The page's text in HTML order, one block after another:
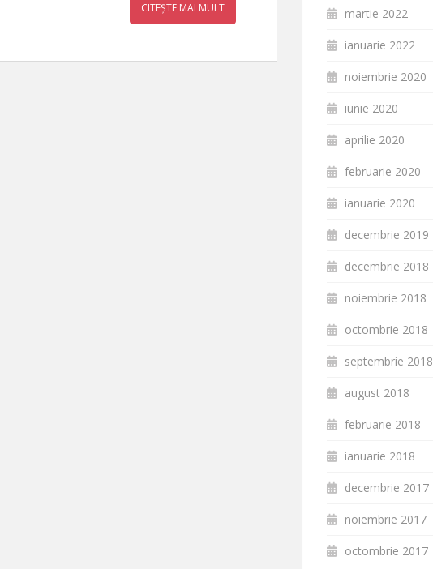
CITEȘTE MAI MULT martie 2022
ianuarie 2022
noiembrie 2020
iunie 2020
aprilie 2020
februarie 2020
ianuarie 2020
decembrie 2019
decembrie 2018
noiembrie 2018
octombrie 2018
septembrie 2018
august 2018
februarie 2018
ianuarie 2018
decembrie 2017
noiembrie 2017
octombrie 2017